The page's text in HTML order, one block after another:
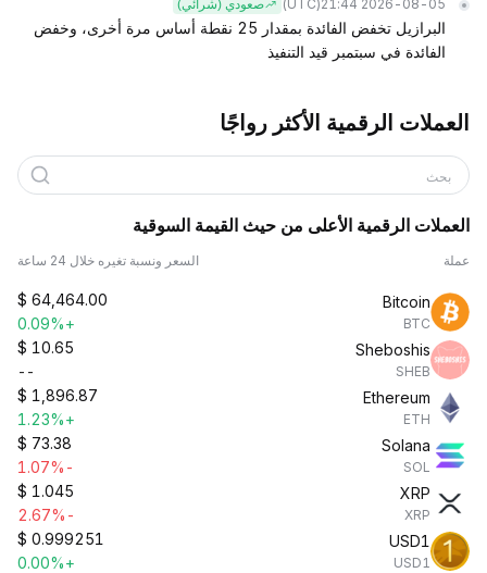
2026-08-05 21:44
(UTC) صعودي (شرائي)
البرازيل تخفض الفائدة بمقدار 25 نقطة أساس مرة أخرى، وخفض
الفائدة في سبتمبر قيد التنفيذ
العملات الرقمية الأكثر رواجًا
بحث
العملات الرقمية الأعلى من حيث القيمة السوقية
عملة السعر ونسبة تغيره خلال 24 ساعة
Bitcoin
BTC
$ 64,464.00
+0.09%
Sheboshis
SHEB
$ 10.65
--
Ethereum
ETH
$ 1,896.87
+1.23%
Solana
SOL
$ 73.38
-1.07%
XRP
XRP
$ 1.045
-2.67%
USD1
USD1
$ 0.999251
+0.00%